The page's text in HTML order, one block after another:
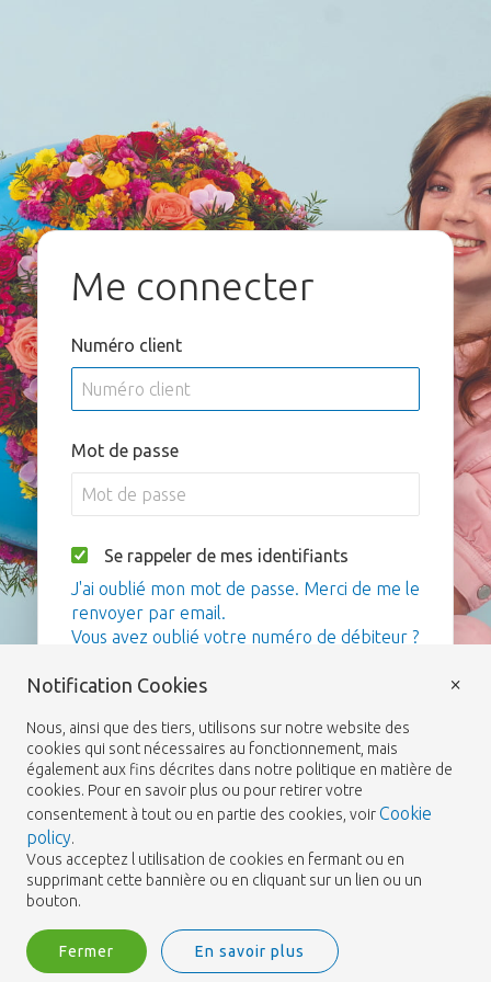
Me connecter
Numéro client
Mot de passe
Se rappeler de mes identifiants
J'ai oublié mon mot de passe. Merci de me le
renvoyer par email.
Vous avez oublié votre numéro de débiteur ?
Notification Cookies
Nous, ainsi que des tiers, utilisons sur notre website des
cookies qui sont nécessaires au fonctionnement, mais
également aux fins décrites dans notre politique en matière de
cookies. Pour en savoir plus ou pour retirer votre
consentement à tout ou en partie des cookies, voirCookie
policy.
Vous acceptez l utilisation de cookies en fermant ou en
supprimant cette bannière ou en cliquant sur un lien ou un
bouton.
Fermer En savoir plus
×